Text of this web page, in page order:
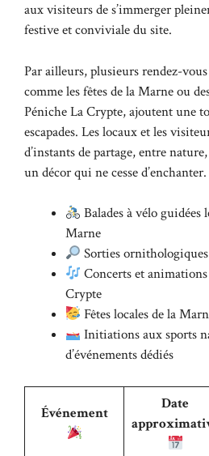
aux visiteurs de s’immerger
festive et conviviale du site.
Par ailleurs, plusieurs rendez-
comme les fêtes de la Marne ou
Péniche La Crypte, ajoutent une
escapades. Les locaux et les
d’instants de partage, entre
un décor qui ne cesse d’enchanter.
Balades à vélo guidées
Marne
Sorties ornithologiques
Concerts et
Crypte
Fêtes locales de la
Initiations aux sports
d’événements dédiés
Événement
Date